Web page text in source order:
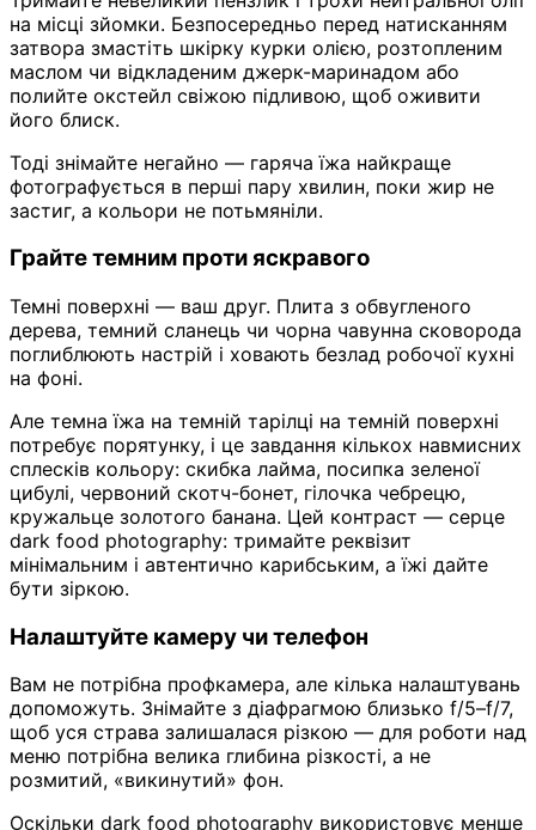
на місці зйомки. Безпосередньо перед натисканням
затвора змастіть шкірку курки олією, розтопленим
маслом чи відкладеним джерк-маринадом або
полийте окстейл свіжою підливою, щоб оживити
його блиск.
Тоді знімайте негайно — гаряча їжа найкраще
фотографується в перші пару хвилин, поки жир не
застиг, а кольори не потьмяніли.
Грайте темним проти яскравого
Темні поверхні — ваш друг. Плита з обвугленого
дерева, темний сланець чи чорна чавунна сковорода
поглиблюють настрій і ховають безлад робочої кухні
на фоні.
Але темна їжа на темній тарілці на темній поверхні
потребує порятунку, і це завдання кількох навмисних
сплесків кольору: скибка лайма, посипка зеленої
цибулі, червоний скотч-бонет, гілочка чебрецю,
кружальце золотого банана. Цей контраст — серце
dark food photography: тримайте реквізит
мінімальним і автентично карибським, а їжі дайте
бути зіркою.
Налаштуйте камеру чи телефон
Вам не потрібна профкамера, але кілька налаштувань
допоможуть. Знімайте з діафрагмою близько f/5–f/7,
щоб уся страва залишалася різкою — для роботи над
меню потрібна велика глибина різкості, а не
розмитий, «викинутий» фон.
Оскільки dark food photography використовує менше